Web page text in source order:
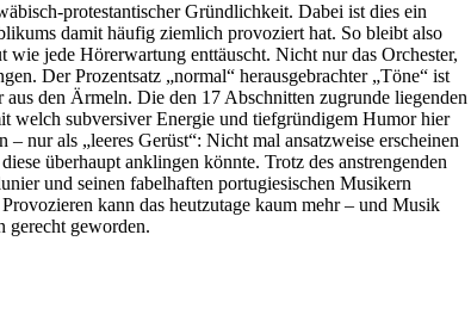
protestantischer Gründlichkeit. Dabei ist dies ein
damit häufig ziemlich provoziert hat. So bleibt also
wie jede Hörerwartung enttäuscht. Nicht nur das Orchester,
Der Prozentsatz „normal“ herausgebrachter „Töne“ ist
den Ärmeln. Die den 17 Abschnitten zugrunde liegenden
welch subversiver Energie und tiefgründigem Humor hier
– nur als „leeres Gerüst“: Nicht mal ansatzweise erscheinen
überhaupt anklingen könnte. Trotz des anstrengenden
und seinen fabelhaften portugiesischen Musikern
kann das heutzutage kaum mehr – und Musik
gerecht geworden.